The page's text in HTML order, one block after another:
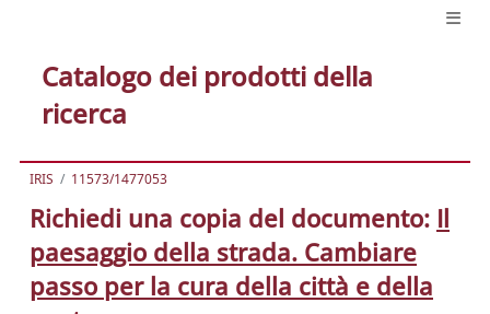
Catalogo dei prodotti della
ricerca
IRIS 11573/1477053
Richiedi una copia del documento: Il
paesaggio della strada. Cambiare
passo per la cura della città e della